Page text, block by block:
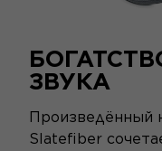
ЗВУКА
Произведённый
Slatefiber